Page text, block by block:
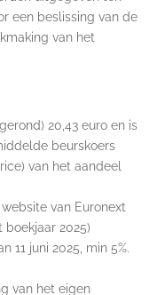
een beslissing van de
van het
20,43 euro en is
beurskoers
van het aandeel
van Euronext
boekjaar 2025)
11 juni 2025, min 5%.
van het eigen